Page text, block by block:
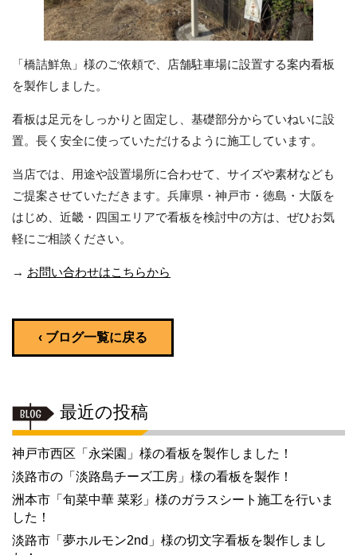
「橋詰鮮魚」様のご依頼で、店舗駐車場に設置する案内看板
を製作しました。
看板は足元をしっかりと固定し、基礎部分からていねいに設
置。長く安全に使っていただけるように施工しています。
当店では、用途や設置場所に合わせて、サイズや素材なども
ご提案させていただきます。兵庫県・神戸市・徳島・大阪を
はじめ、近畿・四国エリアで看板を検討中の方は、ぜひお気
軽にご相談ください。
→ お問い合わせはこちらから
‹ ブログ一覧に戻る
最近の投稿
神戸市西区「永栄園」様の看板を製作しました！
淡路市の「淡路島チーズ工房」様の看板を製作！
洲本市「旬菜中華 菜彩」様のガラスシート施工を行いま
した！
淡路市「夢ホルモン2nd」様の切文字看板を製作しまし